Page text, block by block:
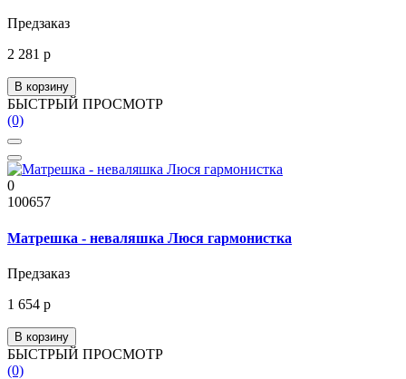
Предзаказ
2 281 р
В корзину
БЫСТРЫЙ ПРОСМОТР
(0)
0
100657
Матрешка - неваляшка Люся гармонистка
Предзаказ
1 654 р
В корзину
БЫСТРЫЙ ПРОСМОТР
(0)